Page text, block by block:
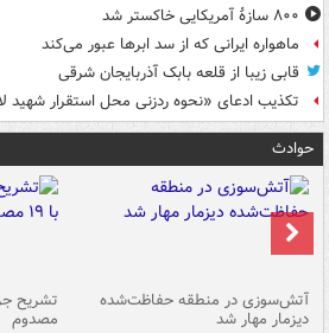
۸۰۰ سازۀ آمریکایی خاکستر شد
ماهواره ایرانی که از سد ابرها عبور می‌کند
قابی زیبا از قلعه بابک آذربایجان شرقی
تکذیب ادعای «نحوه ردزنی محل استقرار شهید
حوادث
آتش‌سوزی در منطقه حفاظت‌شده
دیزمار مهار شد مصدوم